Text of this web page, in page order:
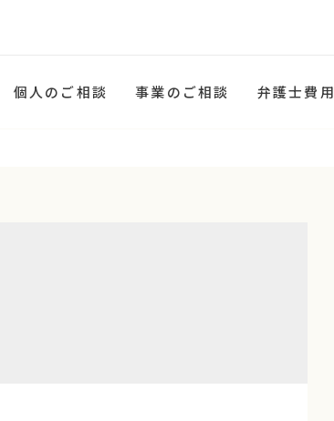
個人のご相談 事業のご相談 弁護士費用